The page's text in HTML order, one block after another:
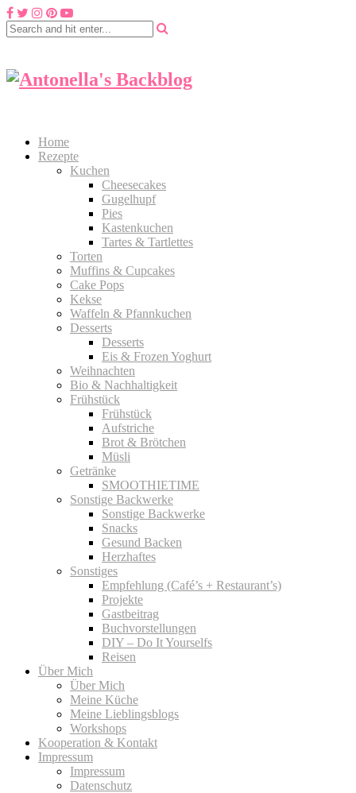
Home
Rezepte
Kuchen
Cheesecakes
Gugelhupf
Pies
Kastenkuchen
Tartes & Tartlettes
Torten
Muffins & Cupcakes
Cake Pops
Kekse
Waffeln & Pfannkuchen
Desserts
Desserts
Eis & Frozen Yoghurt
Weihnachten
Bio & Nachhaltigkeit
Frühstück
Frühstück
Aufstriche
Brot & Brötchen
Müsli
Getränke
SMOOTHIETIME
Sonstige Backwerke
Sonstige Backwerke
Snacks
Gesund Backen
Herzhaftes
Sonstiges
Empfehlung (Café’s + Restaurant’s)
Projekte
Gastbeitrag
Buchvorstellungen
DIY – Do It Yourselfs
Reisen
Über Mich
Über Mich
Meine Küche
Meine Lieblingsblogs
Workshops
Kooperation & Kontakt
Impressum
Impressum
Datenschutz